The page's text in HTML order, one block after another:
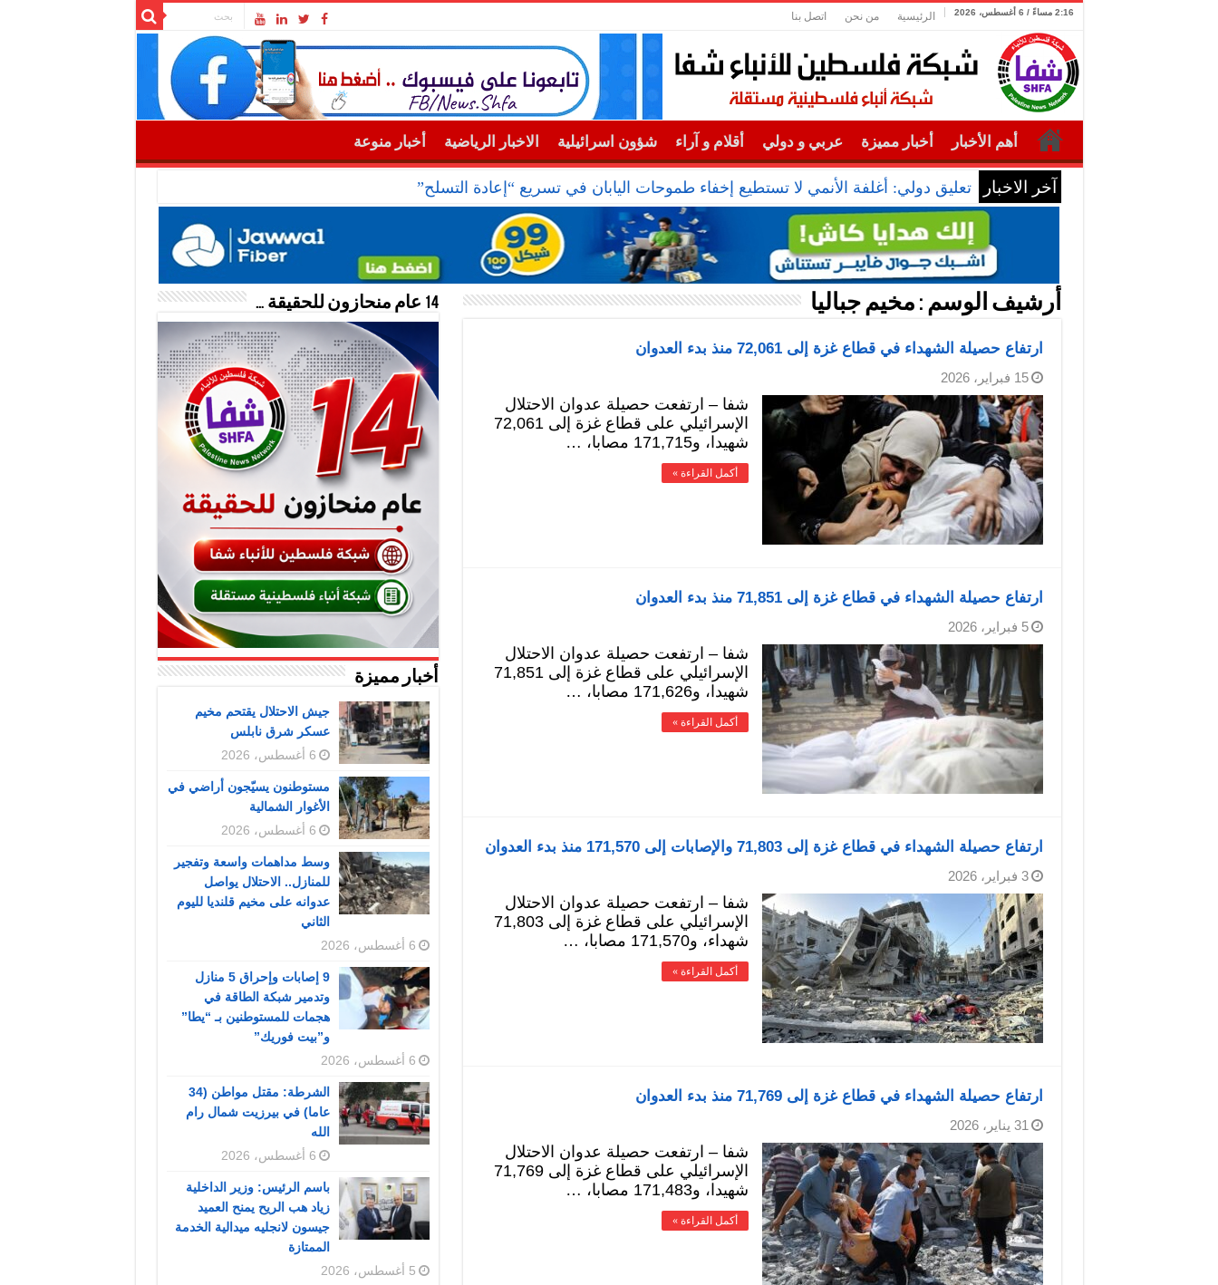
2:16 مساءً / 6 أغسطس، 2026 الرئيسية من نحن اتصل بنا
أهم الأخبار أخبار مميزة عربي و دولي أقلام و آراء شؤون اسرائيلية الاخبار الرياضية أخبار منوعة
آخر الاخبار تعليق دولي: أغلفة الأنمي لا تستطيع إخفاء طموحات اليابان في تسريع “إعادة التسلح”
أرشيف الوسم : مخيم جباليا
ارتفاع حصيلة الشهداء في قطاع غزة إلى 72,061 منذ بدء العدوان
15 فبراير، 2026
شفا – ارتفعت حصيلة عدوان الاحتلال
الإسرائيلي على قطاع غزة إلى 72,061
شهيدا، و171,715 مصابا، …
أكمل القراءة »
ارتفاع حصيلة الشهداء في قطاع غزة إلى 71,851 منذ بدء العدوان
5 فبراير، 2026
شفا – ارتفعت حصيلة عدوان الاحتلال
الإسرائيلي على قطاع غزة إلى 71,851
شهيدا، و171,626 مصابا، …
أكمل القراءة »
ارتفاع حصيلة الشهداء في قطاع غزة إلى 71,803 والإصابات إلى 171,570 منذ بدء العدوان
3 فبراير، 2026
شفا – ارتفعت حصيلة عدوان الاحتلال
الإسرائيلي على قطاع غزة إلى 71,803
شهداء، و171,570 مصابا، …
أكمل القراءة »
ارتفاع حصيلة الشهداء في قطاع غزة إلى 71,769 منذ بدء العدوان
31 يناير، 2026
شفا – ارتفعت حصيلة عدوان الاحتلال
الإسرائيلي على قطاع غزة إلى 71,769
شهيدا، و171,483 مصابا، …
أكمل القراءة »
14 عام منحازون للحقيقة …
أخبار مميزة
جيش الاحتلال يقتحم مخيم
عسكر شرق نابلس
6 أغسطس، 2026
مستوطنون يسيّجون أراضي في
الأغوار الشمالية
6 أغسطس، 2026
وسط مداهمات واسعة وتفجير
للمنازل.. الاحتلال يواصل
عدوانه على مخيم قلنديا لليوم
الثاني
6 أغسطس، 2026
9 إصابات وإحراق 5 منازل
وتدمير شبكة الطاقة في
هجمات للمستوطنين بـ “يطا”
و”بيت فوريك”
6 أغسطس، 2026
الشرطة: مقتل مواطن (34
عاما) في بيرزيت شمال رام
الله
6 أغسطس، 2026
باسم الرئيس: وزير الداخلية
زياد هب الريح يمنح العميد
جيسون لانجليه ميدالية الخدمة
الممتازة
5 أغسطس، 2026